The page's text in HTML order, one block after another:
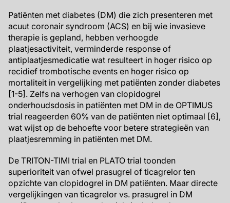
Patiënten met diabetes (DM) die zich presenteren met
acuut coronair syndroom (ACS) en bij wie invasieve
therapie is gepland, hebben verhoogde
plaatjesactiviteit, verminderde response of
antiplaatjesmedicatie wat resulteert in hoger risico op
recidief trombotische events en hoger risico op
mortaliteit in vergelijking met patiënten zonder diabetes
[1-5]. Zelfs na verhogen van clopidogrel
onderhoudsdosis in patiënten met DM in de OPTIMUS
trial reageerden 60% van de patiënten niet optimaal [6],
wat wijst op de behoefte voor betere strategieën van
plaatjesremming in patiënten met DM.
De TRITON-TIMI trial en PLATO trial toonden
superioriteit van ofwel prasugrel of ticagrelor ten
opzichte van clopidogrel in DM patiënten. Maar directe
vergelijkingen van ticagrelor vs. prasugrel in DM